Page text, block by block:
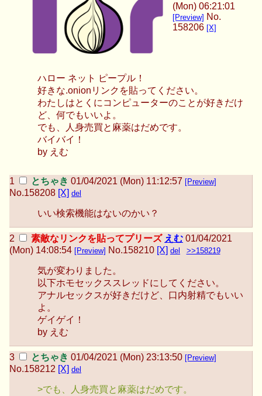
(Mon) 06:21:01
[Preview] No.
158206 [X]
ハロー ネット ピープル！
好きな.onionリンクを貼ってください。
わたしはとくにコンピューターのことが好きだけ
ど、何でもいいよ。
でも、人身売買と麻薬はだめです。
バイバイ！
by えむ
とちゃき 01/04/2021 (Mon) 11:12:57 [Preview]
No.158208 [X] del
いい検索機能はないのかい？
素敵なリンクを貼ってプリーズ えむ 01/04/2021
(Mon) 14:08:54 [Preview] No.158210 [X] del >>158219
気が変わりました。
以下ホモセックススレッドにしてください。
アナルセックスが好きだけど、口内射精でもいい
よ。
ゲイゲイ！
by えむ
とちゃき 01/04/2021 (Mon) 23:13:50 [Preview]
No.158212 [X] del
>でも、人身売買と麻薬はだめです。